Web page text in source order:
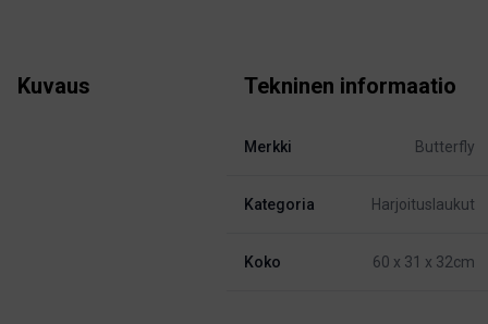
Kuvaus Tekninen informaatio
Merkki Butterfly
Kategoria Harjoituslaukut
Koko 60 x 31 x 32cm